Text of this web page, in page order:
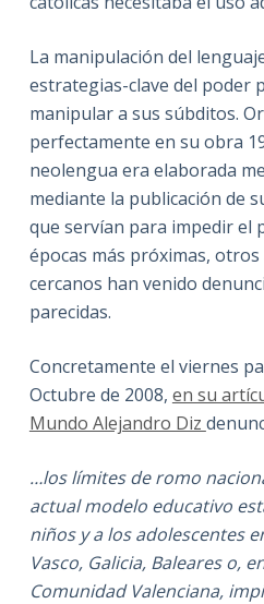
La manipulación del
estrategias-clave del poder
manipular a sus súbditos.
perfectamente en su obra
neolengua era elaborada
mediante la publicación de
que servían para impedir el
épocas más próximas,
cercanos han venido
parecidas.
Concretamente el viernes
Octubre de 2008, en su
Mundo Alejandro Diz
…los límites de romo
actual modelo educativo
niños y a los adolescentes
Vasco, Galicia, Baleares o,
Comunidad Valenciana,